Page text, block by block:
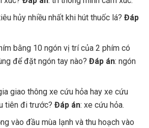
hủy nhiều nhất khi hút thuốc lá?Đáp
bằng 10 ngón vị trí của 2 phím có
để đặt ngón tay nào?Đáp án: ngón
giao thông xe cứu hỏa hay xe cứu
tiên đi trước?Đáp án: xe cứu hỏa.
vào đầu mùa lạnh và thu hoạch vào